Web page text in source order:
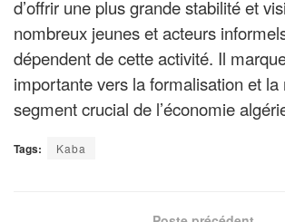
d’offrir une plus grande stabilité et
nombreux jeunes et acteurs
dépendent de cette activité. Il
importante vers la formalisation et la
segment crucial de l’économie
Tags: Kaba